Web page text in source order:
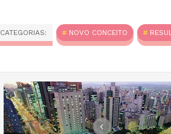
CATEGORIAS: NOVO CONCEITO